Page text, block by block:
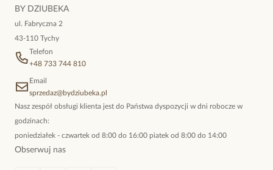
BY DZIUBEKA
ul. Fabryczna 2
43-110 Tychy
Telefon
+48 733 744 810
Email
sprzedaz@bydziubeka.pl
Nasz zespół obsługi klienta jest do Państwa dyspozycji w dni robocze w
godzinach:
poniedziałek - czwartek od 8:00 do 16:00 piatek od 8:00 do 14:00
Obserwuj nas